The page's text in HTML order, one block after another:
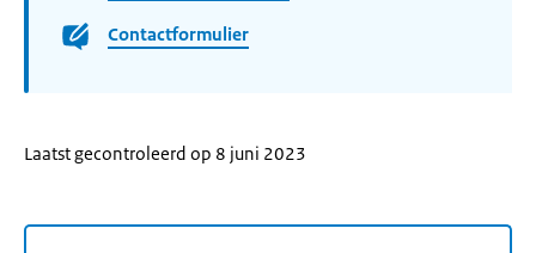
Contactformulier
Laatst gecontroleerd op 8 juni 2023